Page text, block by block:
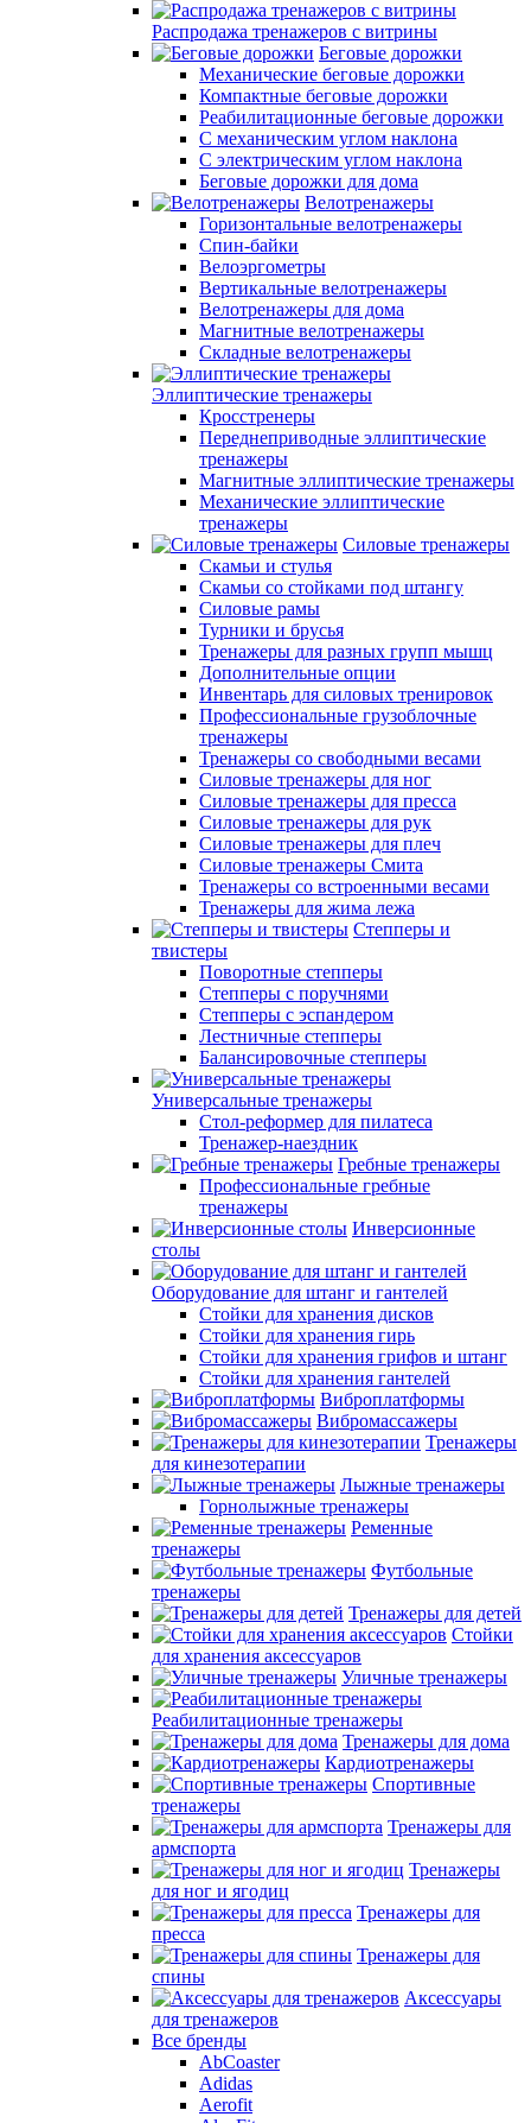
Распродажа тренажеров с витрины
Беговые дорожки
Механические беговые дорожки
Компактные беговые дорожки
Реабилитационные беговые дорожки
С механическим углом наклона
С электрическим углом наклона
Беговые дорожки для дома
Велотренажеры
Горизонтальные велотренажеры
Спин-байки
Велоэргометры
Вертикальные велотренажеры
Велотренажеры для дома
Магнитные велотренажеры
Складные велотренажеры
Эллиптические тренажеры
Кросстренеры
Переднеприводные эллиптические
тренажеры
Магнитные эллиптические тренажеры
Механические эллиптические
тренажеры
Силовые тренажеры
Скамьи и стулья
Скамьи со стойками под штангу
Силовые рамы
Турники и брусья
Тренажеры для разных групп мышц
Дополнительные опции
Инвентарь для силовых тренировок
Профессиональные грузоблочные
тренажеры
Тренажеры со свободными весами
Силовые тренажеры для ног
Силовые тренажеры для пресса
Силовые тренажеры для рук
Силовые тренажеры для плеч
Силовые тренажеры Смита
Тренажеры со встроенными весами
Тренажеры для жима лежа
Степперы и
твистеры
Поворотные степперы
Степперы с поручнями
Степперы с эспандером
Лестничные степперы
Балансировочные степперы
Универсальные тренажеры
Стол-реформер для пилатеса
Тренажер-наездник
Гребные тренажеры
Профессиональные гребные
тренажеры
Инверсионные
столы
Оборудование для штанг и гантелей
Стойки для хранения дисков
Стойки для хранения гирь
Стойки для хранения грифов и штанг
Стойки для хранения гантелей
Виброплатформы
Вибромассажеры
Тренажеры
для кинезотерапии
Лыжные тренажеры
Горнолыжные тренажеры
Ременные
тренажеры
Футбольные
тренажеры
Тренажеры для детей
Стойки
для хранения аксессуаров
Уличные тренажеры
Реабилитационные тренажеры
Тренажеры для дома
Кардиотренажеры
Спортивные
тренажеры
Тренажеры для
армспорта
Тренажеры
для ног и ягодиц
Тренажеры для
пресса
Тренажеры для
спины
Аксессуары
для тренажеров
Все бренды
AbCoaster
Adidas
Aerofit